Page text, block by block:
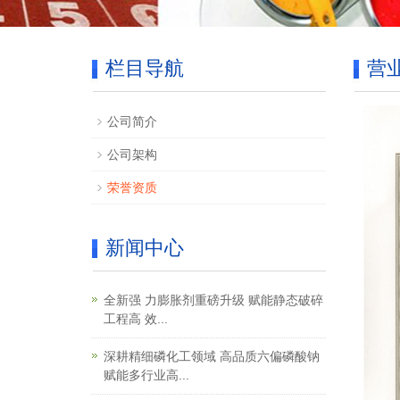
营
栏目导航
公司简介
公司架构
荣誉资质
新闻中心
全新强 力膨胀剂重磅升级 赋能静态破碎
工程高 效...
深耕精细磷化工领域 高品质六偏磷酸钠
赋能多行业高...